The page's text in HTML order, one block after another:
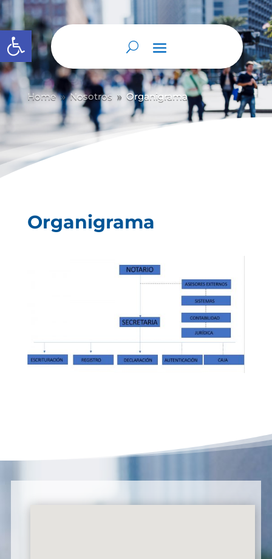
Abrir barra de herramientas
Home 9 Nosotros 9 Organigrama
Organigrama